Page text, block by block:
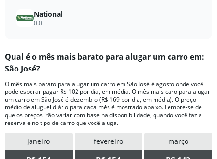
National
0.0
Qual ​é o mês mais barato para alugar um carro em:
São José?
O mês mais barato para alugar um carro em São José é agosto onde você
pode esperar pagar R$ 102 por dia, em média. O mês mais caro para alugar
um carro em São José é dezembro (R$ 169 por dia, em média). O preço
médio de aluguel diário para cada mês é mostrado abaixo. Lembre-se de
que os preços irão variar com base na disponibilidade, quando você faz a
reserva e no tipo de carro que você aluga.
janeiro fevereiro março